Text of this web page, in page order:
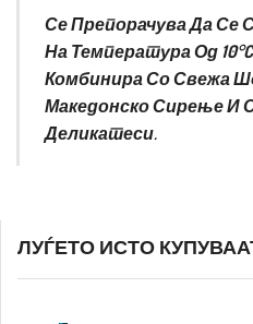
Се Препорачува Да Се
На Температура Од
Комбинира Со Свежа
Македонско Сирење И
Деликатеси.
ЛУЃЕТО ИСТО